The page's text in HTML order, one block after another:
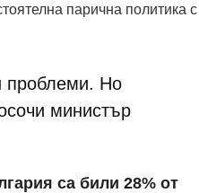
парична политика с
проблеми. Но
министър
са били 28% от